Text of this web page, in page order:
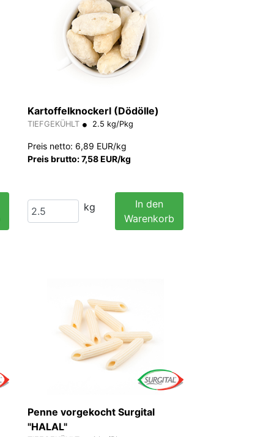
Kartoffelknockerl (Dödölle)
TIEFGEKÜHLT 2.5 kg/Pkg
Preis netto: 6,89 EUR/kg
Preis brutto: 7,58 EUR/kg
kg
In den
Warenkorb
Penne vorgekocht Surgital
"HALAL"